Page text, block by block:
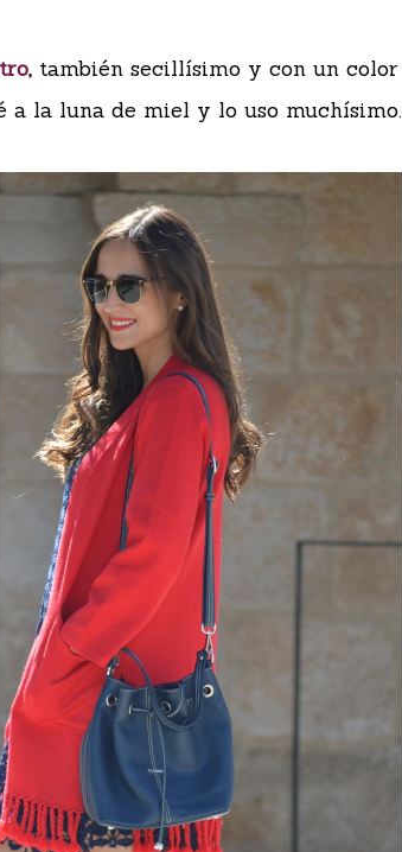
, también secillísimo y con un color
a la luna de miel y lo uso muchísimo.